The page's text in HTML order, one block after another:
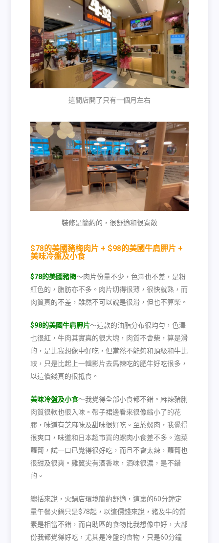
這間店開了只有一個月左右
裝修是簡約的，很舒適和很寬敞
$78的美國豬梅肉片 + $98的美國牛肩胛片 +
美味冷盤及小食
$78的美國豬梅～肉片份量不少，色澤也不差，是粉
紅色的，脂肪亦不多。肉片切得很薄，很快就熟，而
肉質真的不差，雖然不可以說是很滑，但也不算柴。
$98的美國牛肩胛片～這款的油脂分布很均勻，色澤
也很紅，牛肉其實真的很大塊，肉質不會柴，算是滑
的，是比我想像中好吃，但當然不能夠和頂級和牛比
較，只是比起上一輯影片去馬辣吃的肥牛好吃很多，
以這價錢真的很抵食。
美味冷盤及小食～我覺得全部小食都不錯。麻辣豬脷
肉質很軟也很入味。帶子裙邊看來很像縮小了的花
膠，味道有芝麻味及甜味很好吃。至於螺肉，我覺得
很爽口，味道和日本超市買的螺肉小食差不多。泡菜
蘿蔔，試一口已覺得很好吃，而且不會太辣，蘿蔔也
很甜及很爽。雞翼尖有酒香味，洒味很濃，是不錯
的。
總括來說，火鍋店環境簡約舒適，這裏的60分鐘定
量午餐火鍋只是$78起，以這價錢來說，豬及牛的質
素是相當不錯，而自助區的食物比我想像中好，大部
份我都覺得好吃，尤其是冷盤的食物，只是60分鐘